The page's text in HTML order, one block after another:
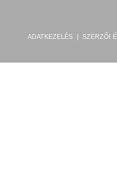
ADATKEZELÉS SZERZŐI